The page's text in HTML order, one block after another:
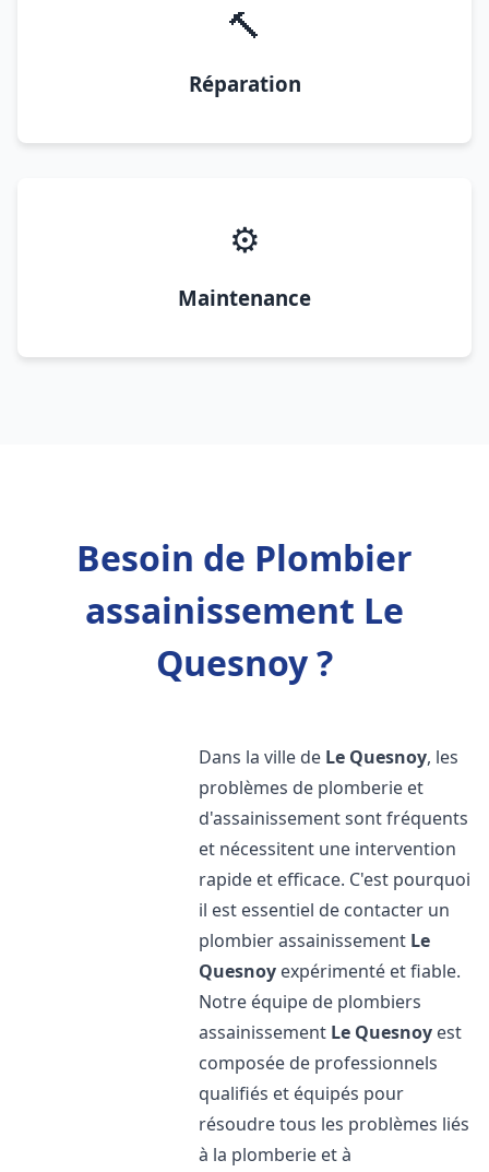
🔨
Réparation
⚙️
Maintenance
Besoin de Plombier
assainissement Le
Quesnoy ?
Dans la ville de Le Quesnoy, les
problèmes de plomberie et
d'assainissement sont fréquents
et nécessitent une intervention
rapide et efficace. C'est pourquoi
il est essentiel de contacter un
plombier assainissement Le
Quesnoy expérimenté et fiable.
Notre équipe de plombiers
assainissement Le Quesnoy est
composée de professionnels
qualifiés et équipés pour
résoudre tous les problèmes liés
à la plomberie et à